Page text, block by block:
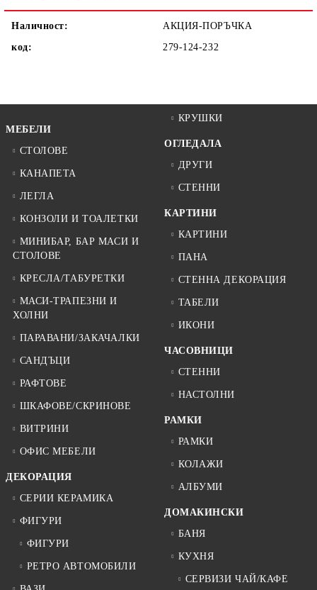
Наличност:
АКЦИЯ-ПОРЪЧКА
код:
279-124-232
МЕБЕЛИ
СТОЛОВЕ
КАНАПЕТА
ЛЕГЛА
КОНЗОЛИ И ТОАЛЕТКИ
МИНИБАР, БАР МАСИ И
СТОЛОВЕ
КРЕСЛА/ТАБУРЕТКИ
МАСИ-ТРАПЕЗНИ И
ХОЛНИ
ПАРАВАНИ/ЗАКАЧАЛКИ
САНДЪЦИ
РАФТОВЕ
ШКАФОВЕ/СКРИНОВЕ
ВИТРИНИ
ОФИС МЕБЕЛИ
ДЕКОРАЦИЯ
СЕРИИ КЕРАМИКА
ФИГУРИ
ФИГУРИ
РЕТРО АВТОМОБИЛИ
КРУШКИ
ОГЛЕДАЛА
ДРУГИ
СТЕННИ
КАРТИНИ
КАРТИНИ
ПАНА
СТЕННА ДЕКОРАЦИЯ
ТАБЕЛИ
ИКОНИ
ЧАСОВНИЦИ
СТЕННИ
НАСТОЛНИ
РАМКИ
РАМКИ
КОЛАЖИ
АЛБУМИ
ДОМАКИНСКИ
БАНЯ
КУХНЯ
СЕРВИЗИ ЧАЙ/КАФЕ